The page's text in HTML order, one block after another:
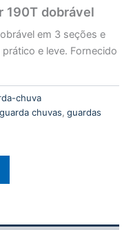
190T dobrável
em 3 seções e
e leve. Fornecido
chuva
guarda chuvas, guardas